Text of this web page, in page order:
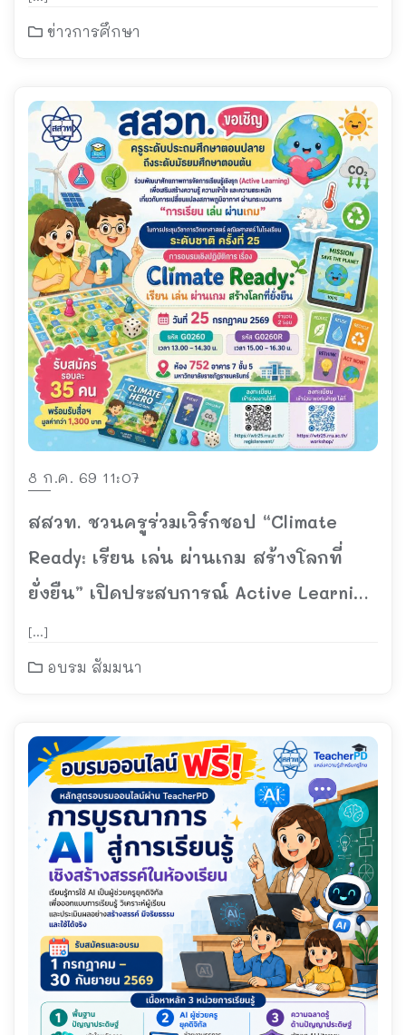
ข่าวการศึกษา
8 ก.ค. 69 11:07
สสวท. ชวนครูร่วมเวิร์กชอป “Climate
Ready: เรียน เล่น ผ่านเกม สร้างโลกที่
ยั่งยืน” เปิดประสบการณ์ Active Learning
รับจำนวนจำกัด พร้อมรับของที่ระลึก
[…]
อบรม สัมมนา